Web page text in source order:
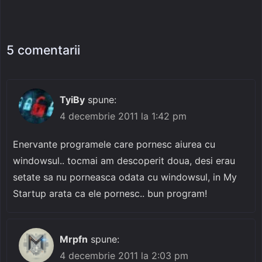
5 comentarii
TyiBy spune:
4 decembrie 2011 la 1:42 pm
Enervante programele care pornesc aiurea cu
windowsul.. tocmai am descoperit doua, desi erau
setate sa nu porneasca odata cu windowsul, in My
Startup arata ca ele pornesc.. bun program!
Mrpfn spune:
4 decembrie 2011 la 2:03 pm